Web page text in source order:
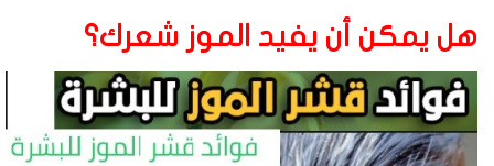
هل يمكن أن يفيد الموز شعرك؟